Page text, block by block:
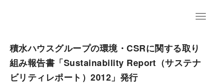
積水ハウスグループの環境・CSRに関する取り
組み報告書「Sustainability Report（サステナ
ビリティレポート）2012」発行